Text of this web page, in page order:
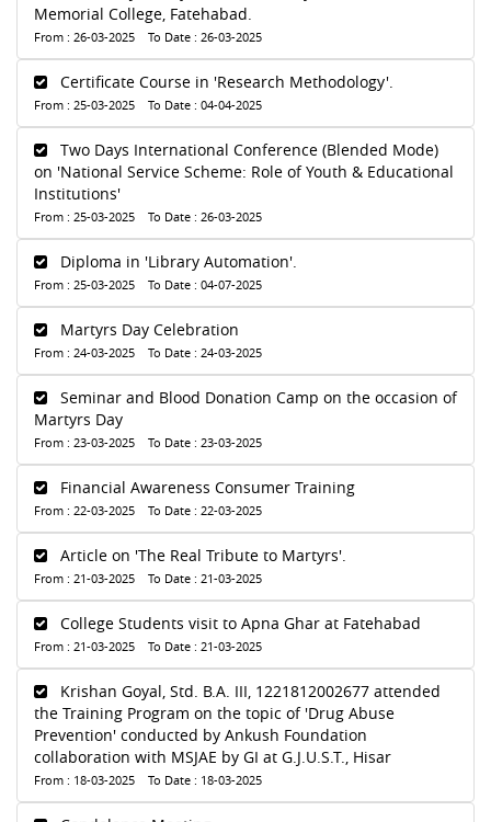
Memorial College, Fatehabad.
From : 26-03-2025 To Date : 26-03-2025
Certificate Course in 'Research Methodology'.
From : 25-03-2025 To Date : 04-04-2025
Two Days International Conference (Blended Mode)
on 'National Service Scheme: Role of Youth & Educational
Institutions'
From : 25-03-2025 To Date : 26-03-2025
Diploma in 'Library Automation'.
From : 25-03-2025 To Date : 04-07-2025
Martyrs Day Celebration
From : 24-03-2025 To Date : 24-03-2025
Seminar and Blood Donation Camp on the occasion of
Martyrs Day
From : 23-03-2025 To Date : 23-03-2025
Financial Awareness Consumer Training
From : 22-03-2025 To Date : 22-03-2025
Article on 'The Real Tribute to Martyrs'.
From : 21-03-2025 To Date : 21-03-2025
College Students visit to Apna Ghar at Fatehabad
From : 21-03-2025 To Date : 21-03-2025
Krishan Goyal, Std. B.A. III, 1221812002677 attended
the Training Program on the topic of 'Drug Abuse
Prevention' conducted by Ankush Foundation
collaboration with MSJAE by GI at G.J.U.S.T., Hisar
From : 18-03-2025 To Date : 18-03-2025